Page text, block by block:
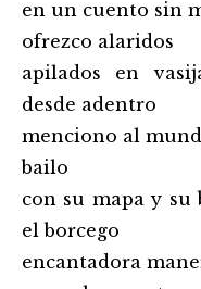
en un cuento sin
ofrezco alaridos
apilados en
desde adentro
menciono al
bailo
con su mapa y su
el borcego
encantadora